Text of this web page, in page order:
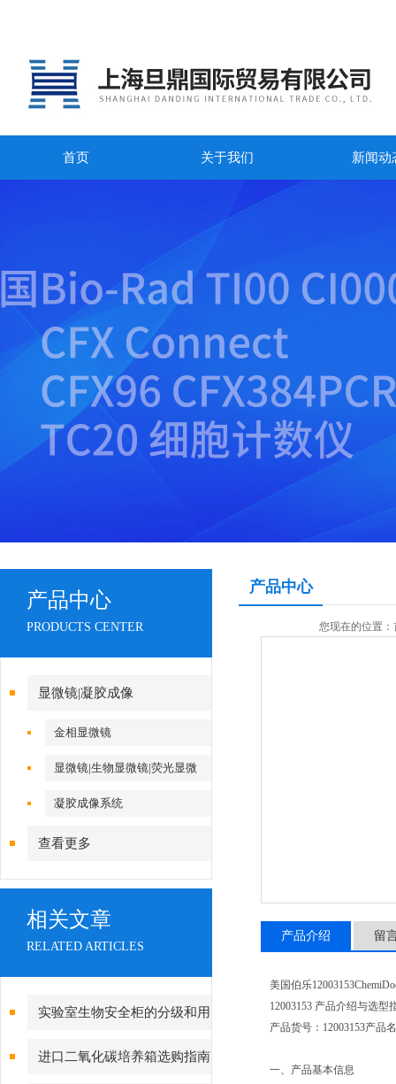
首页 关于我们 新闻动
产品中心
PRODUCTS CENTER
显微镜|凝胶成像
金相显微镜
显微镜|生物显微镜|荧光显微
镜|倒置显微镜
凝胶成像系统
查看更多
相关文章
RELATED ARTICLES
实验室生物安全柜的分级和用
途介绍
进口二氧化碳培养箱选购指南
产品中心
您现在的位置：
产品介绍 留
美国伯乐
12003153 产品介绍与选型
产品货号：12003153产品
一、产品基本信息